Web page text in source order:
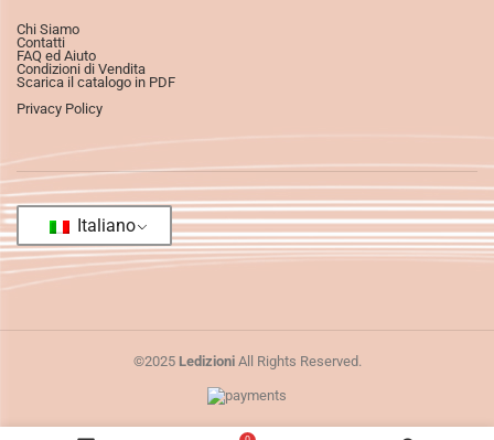
Chi Siamo
Contatti
FAQ ed Aiuto
Condizioni di Vendita
Scarica il catalogo in PDF
Privacy Policy
Italiano
©2025 LedizioniAll Rights Reserved.